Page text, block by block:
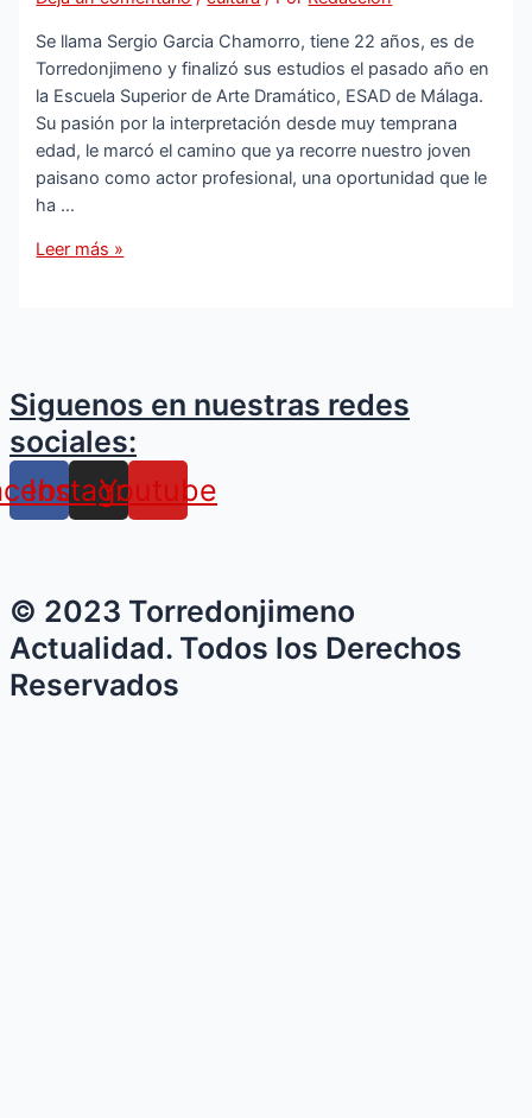
de
Torredonjimeno
y
la
Junta
anuncia
una
nueva
Se llama Sergio Garcia Chamorro, tiene 22 años, es de
Torredonjimeno y finalizó sus estudios el pasado año en
la Escuela Superior de Arte Dramático, ESAD de Málaga.
Su pasión por la interpretación desde muy temprana
edad, le marcó el camino que ya recorre nuestro joven
paisano como actor profesional, una oportunidad que le
ha …
El
debuta
como
actor
profesional
en
Leer más »
Siguenos en nuestras redes
sociales:
Instagram
Youtube
© 2023 Torredonjimeno
Actualidad. Todos los Derechos
Reservados